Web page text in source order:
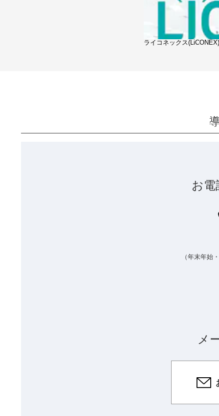
ライコネックス
お
（年末年始
メ